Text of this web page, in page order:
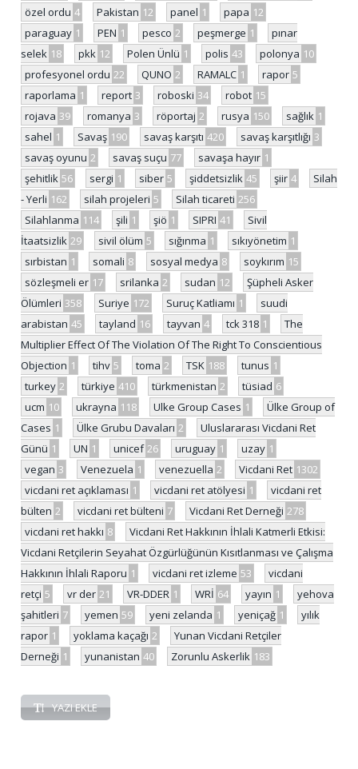
özel ordu 4 Pakistan 12 panel 1 papa 12
paraguay 1 PEN 1 pesco 2 peşmerge 1
pınar
selek 18 pkk 12 Polen Ünlü 1 polis 43 polonya 10
profesyonel ordu 22 QUNO 2 RAMALC 1 rapor 5
raporlama 1 report 3 roboski 34 robot 15
rojava 39 romanya 3 röportaj 2 rusya 150 sağlık 1
sahel 1 Savaş 190 savaş karşıtı 420 savaş karşıtlığı 3
savaş oyunu 2 savaş suçu 77 savaşa hayır 1
şehitlik 56 sergi 1 siber 5 şiddetsizlik 45 şiir 4
Silah
- Yerli 162 silah projeleri 5 Silah ticareti 256
Silahlanma 114 şili 1 şiö 1 SIPRI 41
Sivil
İtaatsizlik 29 sivil ölüm 5 sığınma 1 sıkıyönetim 1
sırbistan 1 somali 8 sosyal medya 8 soykırım 15
sözleşmeli er 17 srilanka 2 sudan 12
Şüpheli Asker
Ölümleri 358 Suriye 172 Suruç Katliamı 1
suudi
arabistan 45 tayland 16 tayvan 4 tck 318 1
The
Multiplier Effect Of The Violation Of The Right To Conscientious
Objection 1 tihv 5 toma 2 TSK 188 tunus 1
turkey 2 türkiye 410 türkmenistan 2 tüsiad 6
ucm 10 ukrayna 118 Ulke Group Cases 1
Ülke Group of
Cases 1 Ülke Grubu Davaları 2
Uluslararası Vicdani Ret
Günü 1 UN 1 unicef 26 uruguay 1 uzay 1
vegan 3 Venezuela 1 venezuella 2 Vicdani Ret 1302
vicdani ret açıklaması 1 vicdani ret atölyesi 1
vicdani ret
bülten 2 vicdani ret bülteni 7 Vicdani Ret Derneği 278
vicdani ret hakkı 8
Vicdani Ret Hakkının İhlali Katmerli Etkisi:
Vicdani Retçilerin Seyahat Özgürlüğünün Kısıtlanması ve Çalışma
Hakkının İhlali Raporu 1 vicdani ret izleme 53
vicdani
retçi 5 vr der 21 VR-DDER 1 WRİ 64 yayın 1
yehova
şahitleri 7 yemen 59 yeni zelanda 1 yeniçağ 1
yılık
rapor 1 yoklama kaçağı 2
Yunan Vicdani Retçiler
Derneği 1 yunanistan 40 Zorunlu Askerlik 183
YAZI EKLE